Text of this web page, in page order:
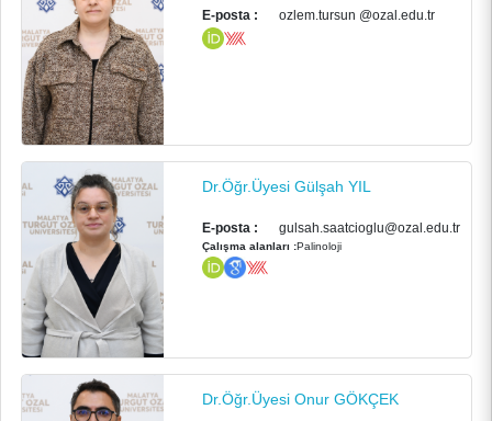
PERSONEL
BÖLÜMLERİMİZ
ÖĞRENCİ
ARAŞTIRMA
KALİTE
E-posta : ozlem.tursun @ozal.edu.tr
Dr.Öğr.Üyesi Gülşah YIL
E-posta : gulsah.saatcioglu@ozal.edu.tr
Çalışma alanları :Palinoloji
Dr.Öğr.Üyesi Onur GÖKÇEK